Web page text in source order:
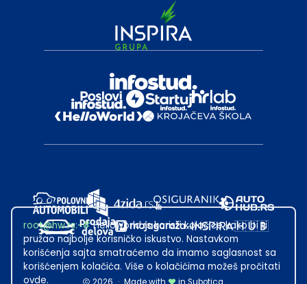
root@hw.rs:~#Helloworld.rs koristi kolačiće kako bi ti
pružao najbolje korisničko iskustvo. Nastavkom
korišćenja sajta smatraćemo da imamo saglasnost sa
korišćenjem kolačića. Više o kolačićima možeš pročitati
ovde.